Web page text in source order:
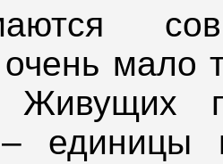
мало
Живущих
– единицы